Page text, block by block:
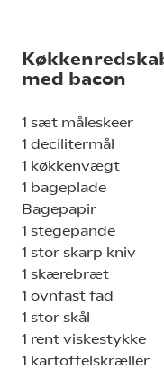
med bacon
1 sæt måleskeer
1 decilitermål
1 køkkenvægt
1 bageplade
Bagepapir
1 stegepande
1 stor skarp kniv
1 skærebræt
1 ovnfast fad
1 stor skål
1 rent viskestykke
1 kartoffelskræller